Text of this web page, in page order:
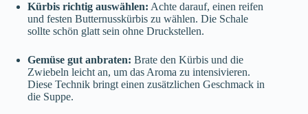
Kürbis richtig auswählen: Achte darauf, einen reifen
und festen Butternusskürbis zu wählen. Die Schale
sollte schön glatt sein ohne Druckstellen.
Gemüse gut anbraten: Brate den Kürbis und die
Zwiebeln leicht an, um das Aroma zu intensivieren.
Diese Technik bringt einen zusätzlichen Geschmack in
die Suppe.